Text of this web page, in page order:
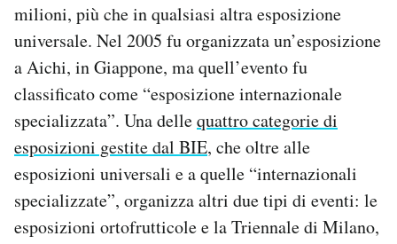
milioni, più che in qualsiasi altra esposizione
universale. Nel 2005 fu organizzata un’esposizione
a Aichi, in Giappone, ma quell’evento fu
classificato come “esposizione internazionale
specializzata”. Una dellequattro categorie di
esposizioni gestite dal BIE, che oltre alle
esposizioni universali e a quelle “internazionali
specializzate”, organizza altri due tipi di eventi: le
esposizioni ortofrutticole e la Triennale di Milano,